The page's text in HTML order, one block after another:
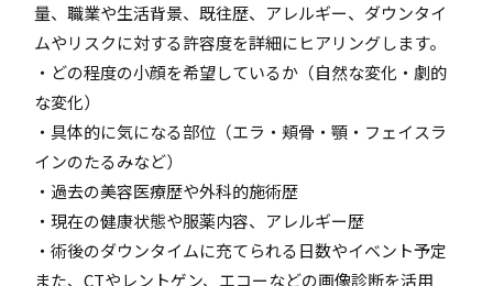
量、職業や生活背景、既往歴、アレルギー、ダウンタイ
ムやリスクに対する許容度を詳細にヒアリングします。
・どの程度の小顔を希望しているか（自然な変化・劇的
な変化）
・具体的に気になる部位（エラ・頬骨・顎・フェイスラ
インのたるみなど）
・過去の美容医療歴や外科的施術歴
・現在の健康状態や服薬内容、アレルギー歴
・術後のダウンタイムに充てられる日数やイベント予定
また、CTやレントゲン、エコーなどの画像診断を活用